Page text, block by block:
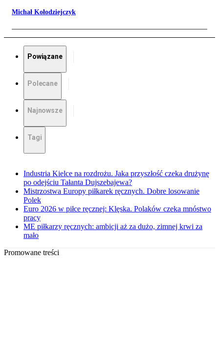
Michał Kołodziejczyk
Powiązane
Polecane
Najnowsze
Tagi
Industria Kielce na rozdrożu. Jaka przyszłość czeka drużynę
po odejściu Tałanta Dujszebajewa?
Mistrzostwa Europy piłkarek ręcznych. Dobre losowanie
Polek
Euro 2026 w piłce ręcznej: Klęska. Polaków czeka mnóstwo
pracy
ME piłkarzy ręcznych: ambicji aż za dużo, zimnej krwi za
mało
Promowane treści